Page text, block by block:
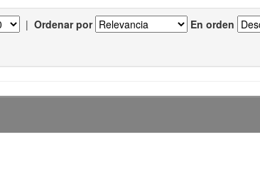
| Ordenar por En orden